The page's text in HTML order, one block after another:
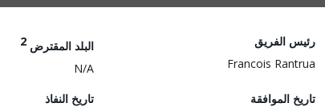
رئيس الفريق
Francois Rantrua
البلد المقترض 2
N/A
تاريخ الموافقة
تاريخ النفاذ